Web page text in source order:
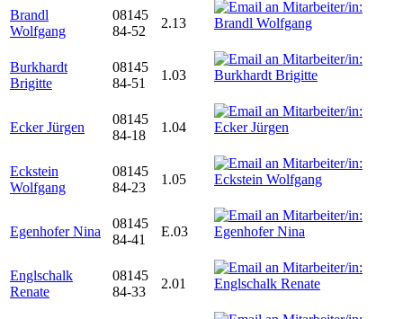
Brandl
Wolfgang
08145
84-52
2.13
Burkhardt
Brigitte
08145
84-51
1.03
Ecker Jürgen
08145
84-18
1.04
Eckstein
Wolfgang
08145
84-23
1.05
Egenhofer Nina
08145
84-41
E.03
Englschalk
Renate
08145
84-33
2.01